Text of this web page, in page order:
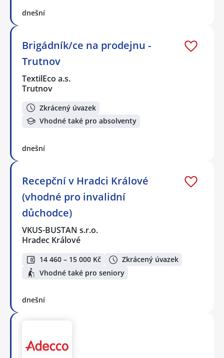
dnešní
Brigádník/ce na prodejnu -
Trutnov
TextilEco a.s.
Trutnov
Zkrácený úvazek
Vhodné také pro absolventy
dnešní
Recepční v Hradci Králové
(vhodné pro invalidní
důchodce)
VKUS-BUSTAN s.r.o.
Hradec Králové
14 460 – 15 000 Kč
Zkrácený úvazek
Vhodné také pro seniory
dnešní